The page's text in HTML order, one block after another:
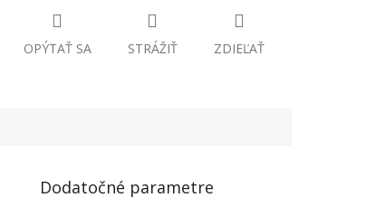
OPÝTAŤ SA STRÁŽIŤ ZDIEĽAŤ
Dodatočné parametre